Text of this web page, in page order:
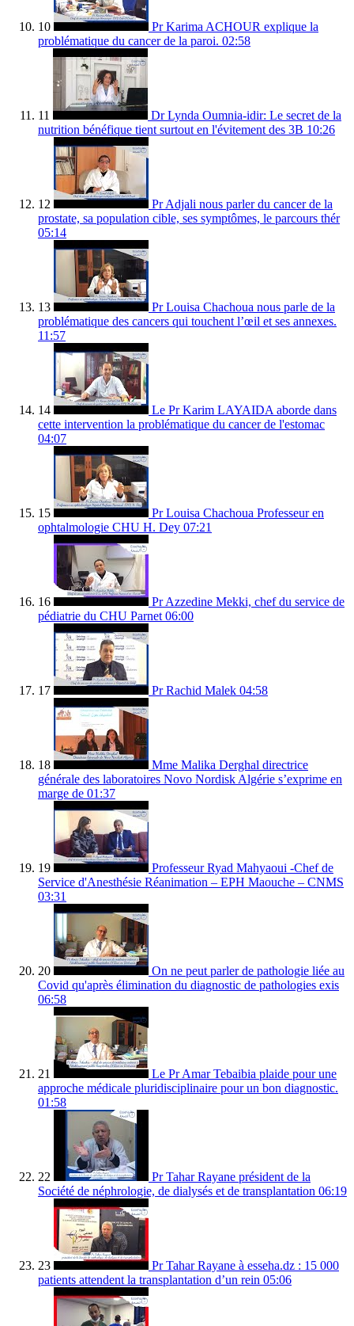
10
Pr Karima ACHOUR explique la
problématique du cancer de la paroi. 02:58
11
Dr Lynda Oumnia-idir: Le secret de la
nutrition bénéfique tient surtout en l'évitement des 3B 10:26
12
Pr Adjali nous parler du cancer de la
prostate, sa population cible, ses symptômes, le parcours thér
05:14
13
Pr Louisa Chachoua nous parle de la
problématique des cancers qui touchent l’œil et ses annexes.
11:57
14
Le Pr Karim LAYAIDA aborde dans
cette intervention la problématique du cancer de l'estomac
04:07
15
Pr Louisa Chachoua Professeur en
ophtalmologie CHU H. Dey 07:21
16
Pr Azzedine Mekki, chef du service de
pédiatrie du CHU Parnet 06:00
17 Pr Rachid Malek 04:58
18
Mme Malika Derghal directrice
générale des laboratoires Novo Nordisk Algérie s’exprime en
marge de 01:37
19
Professeur Ryad Mahyaoui -Chef de
Service d'Anesthésie Réanimation – EPH Maouche – CNMS
03:31
20
On ne peut parler de pathologie liée au
Covid qu'après élimination du diagnostic de pathologies exis
06:58
21
Le Pr Amar Tebaibia plaide pour une
approche médicale pluridisciplinaire pour un bon diagnostic.
01:58
22
Pr Tahar Rayane président de la
Société de néphrologie, de dialysés et de transplantation 06:19
23
Pr Tahar Rayane à esseha.dz : 15 000
patients attendent la transplantation d’un rein 05:06